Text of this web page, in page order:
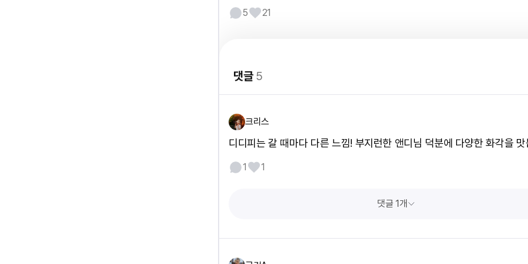
5 21
댓글5
크리스
디디피는 갈 때마다 다른 느낌! 부지런한 앤디님 덕분에 다양한 화각을 맛
1 1
댓글 1개